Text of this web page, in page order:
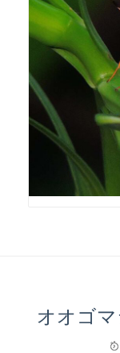
オオゴマ